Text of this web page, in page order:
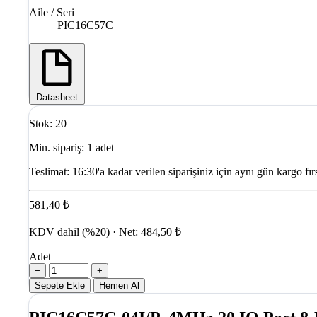
Aile / Seri
PIC16C57C
Datasheet
Stok: 20
Min. sipariş: 1 adet
Teslimat: 16:30'a kadar verilen siparişiniz için aynı gün kargo
581,40 ₺
KDV dahil (%20) · Net: 484,50 ₺
Adet
−
+
Sepete Ekle
Hemen Al